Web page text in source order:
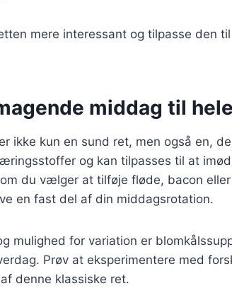
mere interessant og tilpasse den
middag til
ikke kun en sund ret, men også en,
og kan tilpasses til at
du vælger at tilføje fløde, bacon
en fast del af din middagsrotation.
mulighed for variation er
Prøv at eksperimentere med
denne klassiske ret.